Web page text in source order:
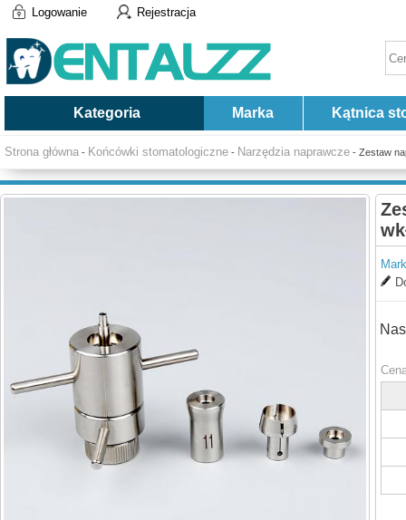
Logowanie Rejestracja
Kategoria Marka Kątnica
Strona główna - Końcówki stomatologiczne - Narzędzia naprawcze - Zestaw